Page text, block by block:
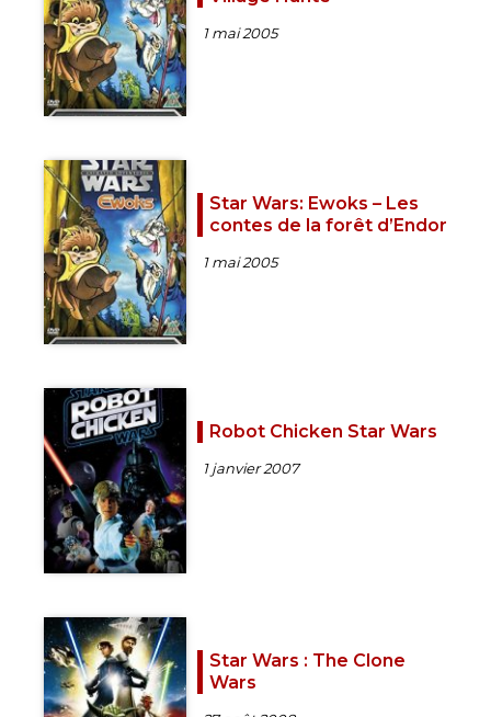
1 mai 2005
Star Wars: Ewoks – Les
contes de la forêt d’Endor
1 mai 2005
Robot Chicken Star Wars
1 janvier 2007
Star Wars : The Clone
Wars